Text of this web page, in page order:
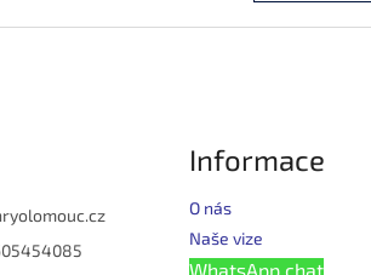
Informace
O nás
Naše vize
WhatsApp chat